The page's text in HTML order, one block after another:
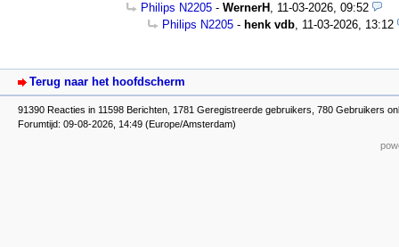
Philips N2205 - WernerH , 11-03-2026, 09:52
Philips N2205 - henk vdb, 11-03-2026, 13:12
Terug naar het hoofdscherm
91390 Reacties in 11598 Berichten, 1781 Geregistreerde gebruikers, 780 Gebruikers
Forumtijd: 09-08-2026, 14:49 (Europe/Amsterdam)